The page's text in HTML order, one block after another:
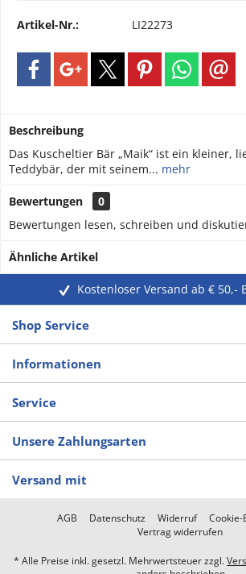
Artikel-Nr.: LI22273
Beschreibung
Das Kuscheltier Bär „Maik“ ist ein kleiner,
Teddybär, der mit seinem... mehr
Bewertungen
0
Bewertungen lesen, schreiben und
Ähnliche Artikel
Kostenloser Versand ab € 50,-
Shop Service
Informationen
Service
Unsere Zahlungsarten
Versand mit
AGB Datenschutz Widerruf
Vertrag widerrufen
* Alle Preise inkl. gesetzl. Mehrwertsteuer zzgl.